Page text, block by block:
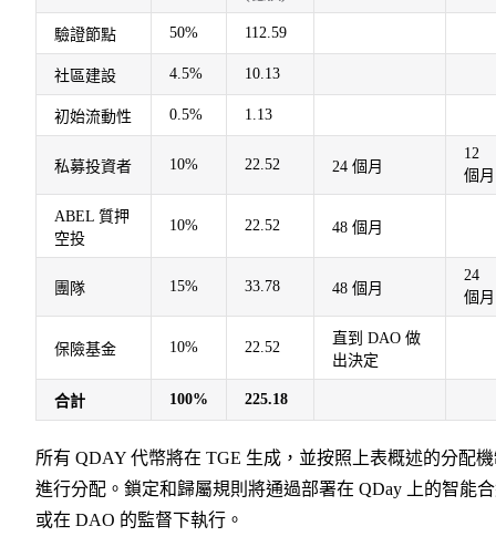
驗證節點 50% 112.59
社區建設 4.5% 10.13
初始流動性 0.5% 1.13
私募投資者 10% 22.52 24 個月
12
個月
ABEL 質押
空投
10% 22.52 48 個月
團隊 15% 33.78 48 個月
24
個月
保險基金 10% 22.52
直到 DAO 做
出決定
合計 100% 225.18
所有 QDAY 代幣將在 TGE 生成，並按照上表概述的分配
進行分配。鎖定和歸屬規則將通過部署在 QDay 上的智能
或在 DAO 的監督下執行。